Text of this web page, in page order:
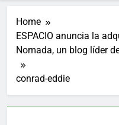
Home
ESPACIO anuncia la
Nomada, un blog líder
conrad-eddie